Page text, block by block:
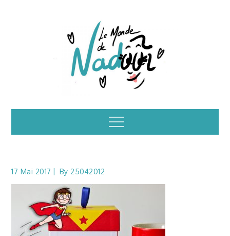
Illustrations – le
monde de Nadoo
Menu
17 Mai 2017 By 25042012